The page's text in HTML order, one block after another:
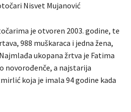
Nisvet Mujanović
je otvoren 2003. godine, te
988 muškaraca i jedna žena,
ukopana žrtva je Fatima
novorođenče, a najstarija
koja je imala 94 godine kada